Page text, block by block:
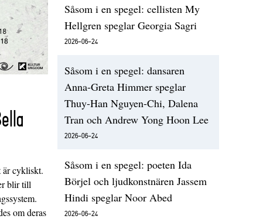
är cykliskt.
blir till
om deras
Såsom i en spegel: cellisten My
Hellgren speglar Georgia Sagri
2026-06-24
Såsom i en spegel: dansaren
Anna-Greta Himmer speglar
Thuy-Han Nguyen-Chi, Dalena
Tran och Andrew Yong Hoon Lee
2026-06-24
Såsom i en spegel: poeten Ida
Börjel och ljudkonstnären Jassem
Hindi speglar Noor Abed
2026-06-24